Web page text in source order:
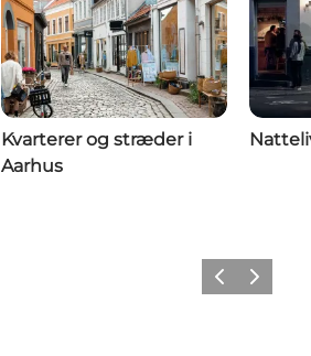
Kvarterer og stræder i
Aarhus
ForrigeNæste